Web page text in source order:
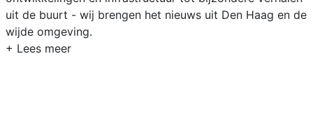
uit de buurt - wij brengen het nieuws uit Den Haag en de
wijde omgeving.